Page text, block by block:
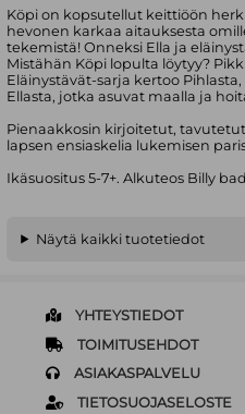
Köpi on kopsutellut keittiöön
hevonen karkaa aitauksesta
tekemistä! Onneksi Ella ja
Mistähän Köpi lopulta löytyy?
Eläinystävät-sarja kertoo
Ellasta, jotka asuvat maalla ja
Pienaakkosin kirjoitetut,
lapsen ensiaskelia lukemisen
Ikäsuositus 5-7+. Alkuteos Billy
Näytä kaikki tuotetiedot
YHTEYSTIEDOT
TOIMITUSEHDOT
ASIAKASPALVELU
TIETOSUOJASELOSTE